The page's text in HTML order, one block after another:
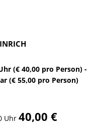
(€ 40,00 pro Person) -
(€ 55,00 pro Person)
Uhr 40,00 €